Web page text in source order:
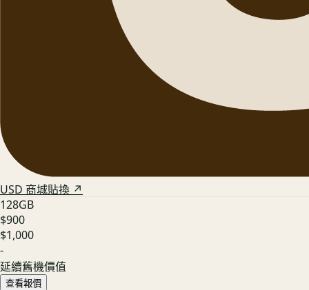
USD 商城貼換 ↗
128GB
$900
$1,000
-
延續舊機價值
查看報價